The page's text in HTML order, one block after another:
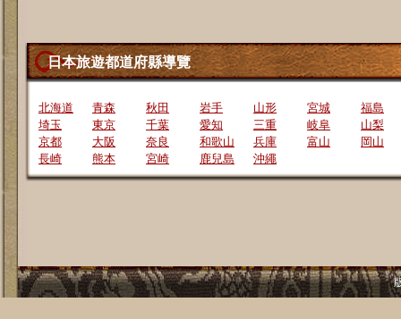
日本旅遊都道府縣導覽
北海道 青森 秋田 岩手 山形 宮城
福島
埼玉
東京 千葉 愛知 三重 岐阜
山梨
京都
大阪 奈良 和歌山 兵庫 富山
岡山
長崎
熊本 宮崎 鹿兒島 沖繩